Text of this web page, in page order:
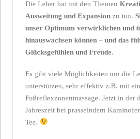
Die Leber hat mit den Themen
Ausweitung und Expansionzu tun.
unser Optimum verwirklichen und
hinauswachsen können – und das
Glücksgefühlen und Freude.
Es gibt viele Möglichkeiten um die
unterstützen, sehr effektiv z.B. mit
Fußreflexzonenmassage. Jetzt in der
Jahreszeit bei prasselndem
Tee.